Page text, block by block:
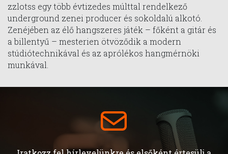
zzlotss egy több évtizedes múlttal rendelkező
underground zenei producer és sokoldalú alkotó.
Zenéjében az élő hangszeres játék – főként a gitár és
a billentyű – mesterien ötvöződik a modern
stúdiótechnikával és az aprólékos hangmérnöki
munkával.